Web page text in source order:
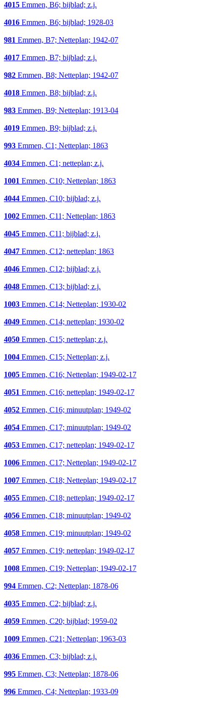
4015 Emmen, B6; bijblad; z.j.
4016 Emmen, B6; bijblad; 1928-03
981 Emmen, B7; Netteplan; 1942-07
4017 Emmen, B7; bijblad; z.j.
982 Emmen, B8; Netteplan; 1942-07
4018 Emmen, B8; bijblad; z.j.
983 Emmen, B9; Netteplan; 1913-04
4019 Emmen, B9; bijblad; z.j.
993 Emmen, C1; Netteplan; 1863
4034 Emmen, C1; netteplan; z.j.
1001 Emmen, C10; Netteplan; 1863
4044 Emmen, C10; bijblad; z.j.
1002 Emmen, C11; Netteplan; 1863
4045 Emmen, C11; bijblad; z.j.
4047 Emmen, C12; netteplan; 1863
4046 Emmen, C12; bijblad; z.j.
4048 Emmen, C13; bijblad; z.j.
1003 Emmen, C14; Netteplan; 1930-02
4049 Emmen, C14; netteplan; 1930-02
4050 Emmen, C15; netteplan; z.j.
1004 Emmen, C15; Netteplan; z.j.
1005 Emmen, C16; Netteplan; 1949-02-17
4051 Emmen, C16; netteplan; 1949-02-17
4052 Emmen, C16; minuutplan; 1949-02
4054 Emmen, C17; minuutplan; 1949-02
4053 Emmen, C17; netteplan; 1949-02-17
1006 Emmen, C17; Netteplan; 1949-02-17
1007 Emmen, C18; Netteplan; 1949-02-17
4055 Emmen, C18; netteplan; 1949-02-17
4056 Emmen, C18; minuutplan; 1949-02
4058 Emmen, C19; minuutplan; 1949-02
4057 Emmen, C19; netteplan; 1949-02-17
1008 Emmen, C19; Netteplan; 1949-02-17
994 Emmen, C2; Netteplan; 1878-06
4035 Emmen, C2; bijblad; z.j.
4059 Emmen, C20; bijblad; 1959-02
1009 Emmen, C21; Netteplan; 1963-03
4036 Emmen, C3; bijblad; z.j.
995 Emmen, C3; Netteplan; 1878-06
996 Emmen, C4; Netteplan; 1933-09